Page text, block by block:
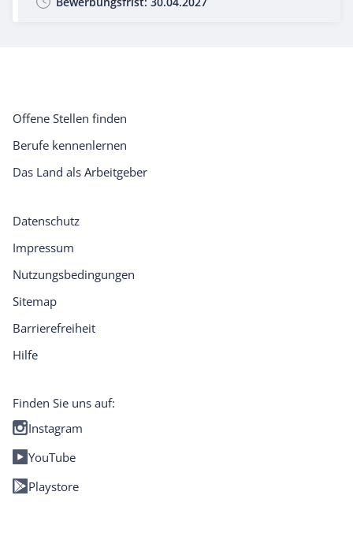
Offene Stellen finden
Berufe kennenlernen
Das Land als Arbeitgeber
Datenschutz
Impressum
Nutzungsbedingungen
Sitemap
Barrierefreiheit
Hilfe
Finden Sie uns auf:
Instagram
YouTube
Playstore